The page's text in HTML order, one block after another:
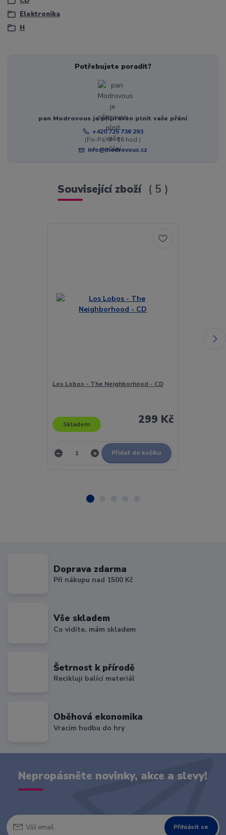
Elektronika
H
Potřebujete poradit?
pan Modrovous je připraven plnit vaše přání
+420 725 736 293
(Po-Pá, 8 - 16 hod.)
info@modrovous.cz
Související zboží 5
Los Lobos - The Neighborhood - CD
299 Kč
Skladem
Přidat do košíku
Doprava zdarma
Při nákupu nad 1500 Kč
Vše skladem
Co vidíte, mám skladem
Šetrnost k přírodě
Recikluji balící materiál
Oběhová ekonomika
Vracím hudbu do hry
Nepropásněte novinky, akce a slevy!
Přihlásit se